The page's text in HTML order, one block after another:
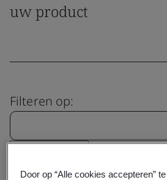
uw product
Filteren op:
Door op “Alle cookies accepteren”